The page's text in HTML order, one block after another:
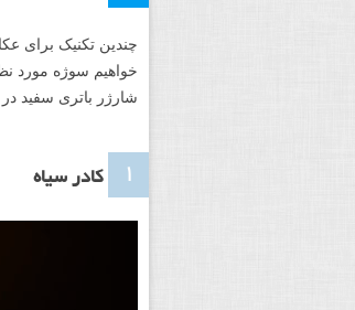
چندین تکنیک برای
خواهیم سوژه مورد
شارژر باتری سفید
۱ کادر سیاه